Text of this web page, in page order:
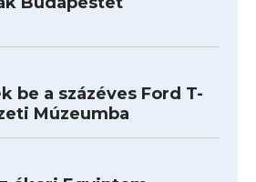
be a százéves Ford T-
Múzeumba